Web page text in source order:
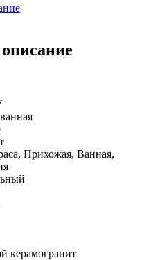
Прихожая, Ванная,
керамогранит